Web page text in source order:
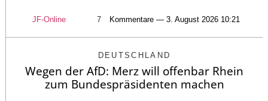
JF-Online 7 Kommentare — 3. August 2026 10:21
DEUTSCHLAND
Wegen der AfD: Merz will offenbar Rhein
zum Bundespräsidenten machen